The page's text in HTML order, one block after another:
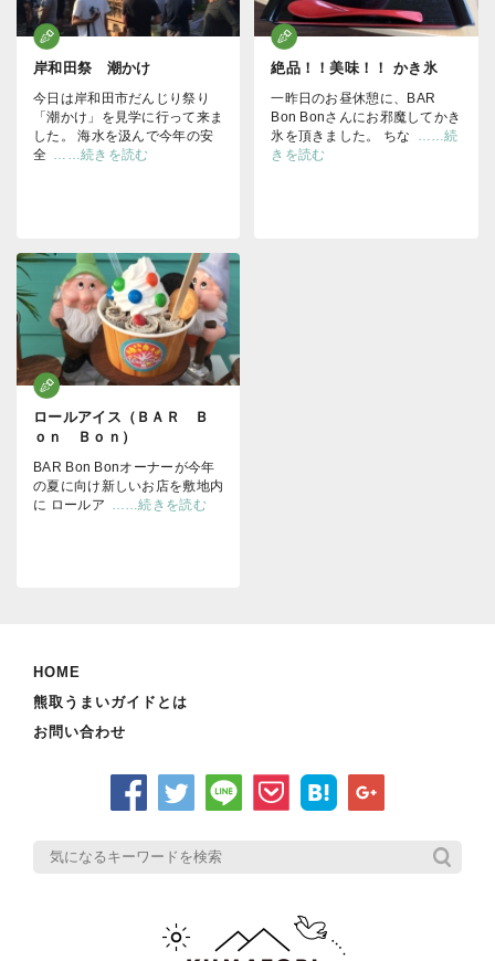
岸和田祭 潮かけ
今日は岸和田市だんじり祭り
「潮かけ」を見学に行って来ま
した。 海水を汲んで今年の安
全 ……続きを読む
絶品！！美味！！ かき氷
一昨日のお昼休憩に、BAR
Bon Bonさんにお邪魔してかき
氷を頂きました。 ちな
……続
きを読む
ロールアイス（ＢＡＲ Ｂ
ｏｎ Ｂｏｎ）
BAR Bon Bonオーナーが今年
の夏に向け新しいお店を敷地内
に ロールア ……続きを読む
HOME
熊取うまいガイドとは
お問い合わせ